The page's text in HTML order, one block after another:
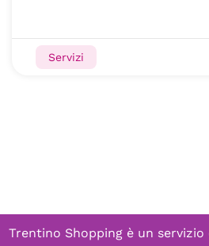
Servizi
Trentino Shopping è un servizio